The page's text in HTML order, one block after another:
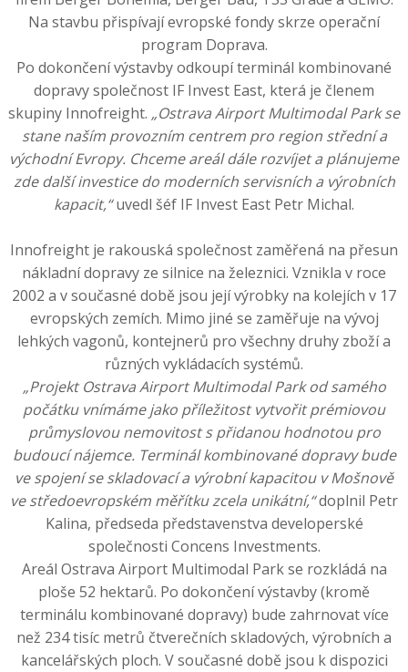
Na stavbu přispívají evropské fondy skrze operační
program Doprava.
Po dokončení výstavby odkoupí terminál kombinované
dopravy společnost IF Invest East, která je členem
skupiny Innofreight. „Ostrava Airport Multimodal Park se
stane naším provozním centrem pro region střední a
východní Evropy. Chceme areál dále rozvíjet a plánujeme
zde další investicedo moderních servisních a výrobních
kapacit,“uvedl šéf IF Invest East Petr Michal.
Innofreight je rakouská společnost zaměřená na přesun
nákladní dopravy ze silnice na železnici. Vznikla v roce
2002 a v současné době jsou její výrobky na kolejích v 17
evropských zemích. Mimo jiné se zaměřuje na vývoj
lehkých vagonů, kontejnerů pro všechny druhy zboží a
různých vykládacích systémů.
„Projekt Ostrava Airport Multimodal Park od samého
počátku vnímáme jako příležitost vytvořitprémiovou
průmyslovou nemovitost s přidanou hodnotou pro
budoucí nájemce. Terminál kombinované dopravy bude
ve spojení se skladovací a výrobní kapacitou v Mošnově
ve středoevropském měřítku zcela unikátní,“doplnil Petr
Kalina, předseda představenstva developerské
společnosti Concens Investments.
Areál Ostrava Airport Multimodal Park se rozkládá na
ploše 52 hektarů. Po dokončení výstavby (kromě
terminálu kombinované dopravy) bude zahrnovat více
než 234 tisíc metrů čtverečních skladových, výrobních a
kancelářských ploch. V současné době jsou k dispozici